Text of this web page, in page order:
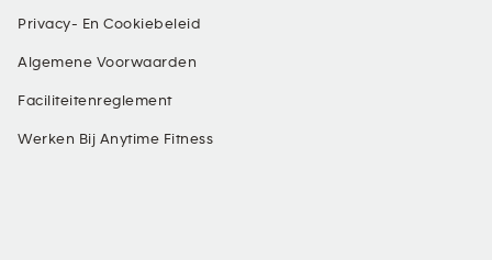
Privacy- En Cookiebeleid
Algemene Voorwaarden
Faciliteitenreglement
Werken Bij Anytime Fitness